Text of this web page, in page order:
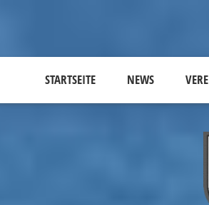
STARTSEITE NEWS